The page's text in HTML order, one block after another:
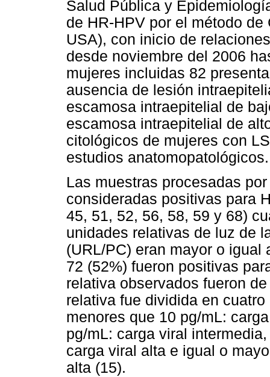
Salud Pública y
de HR-HPV por el método
USA), con inicio de
desde noviembre del 2006
mujeres incluidas 82
ausencia de lesión
escamosa intraepitelial de
escamosa intraepitelial de
citológicos de mujeres con
estudios anatomopatológicos.
Las muestras procesadas
consideradas positivas para
45, 51, 52, 56, 58, 59 y 68)
unidades relativas de luz de
(URL/PC) eran mayor o
72 (52%) fueron positivas
relativa observados fueron
relativa fue dividida en
menores que 10 pg/mL:
pg/mL: carga viral
carga viral alta e igual o
alta (15).